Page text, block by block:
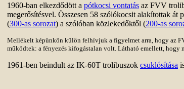
1960-ban elkezdődött a pótkocsi vontatás az FVV
megerősítésvel. Összesen 58 szólókocsit alakítottak
(300-as sorozat) a szólóban közlekedőktől (200-as
Mellékelt képünkön külön felhívjuk a figyelmet arra, hogy az
működtek: a fényezés kifogástalan volt. Látható emellett, hogy
1961-ben beindult az IK-60T trolibuszok csuklósítása